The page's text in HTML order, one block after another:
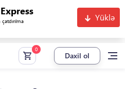
Yüklə
Daxil ol